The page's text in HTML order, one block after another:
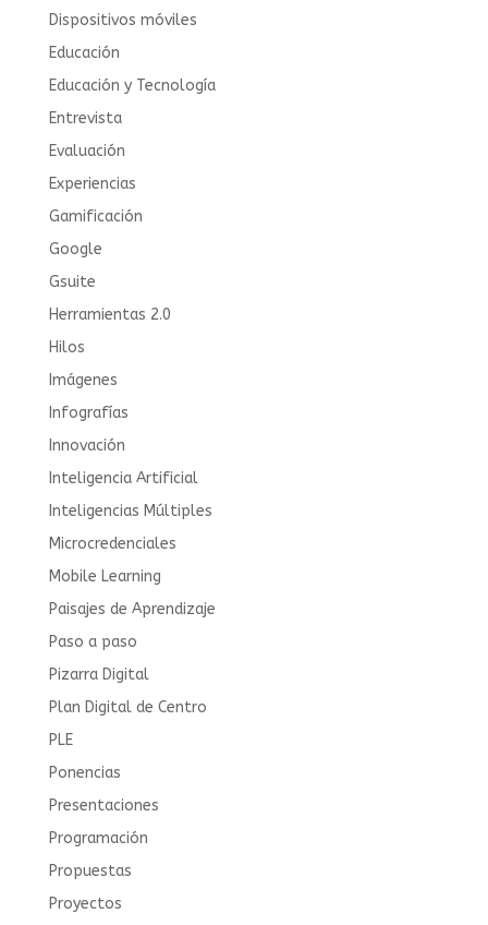
Dispositivos móviles
Educación
Educación y Tecnología
Entrevista
Evaluación
Experiencias
Gamificación
Google
Gsuite
Herramientas 2.0
Hilos
Imágenes
Infografías
Innovación
Inteligencia Artificial
Inteligencias Múltiples
Microcredenciales
Mobile Learning
Paisajes de Aprendizaje
Paso a paso
Pizarra Digital
Plan Digital de Centro
PLE
Ponencias
Presentaciones
Programación
Propuestas
Proyectos